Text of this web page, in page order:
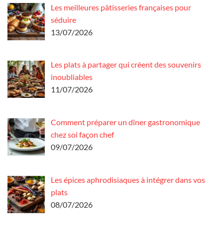
Les meilleures pâtisseries françaises pour
séduire
13/07/2026
Les plats à partager qui créent des souvenirs
inoubliables
11/07/2026
Comment préparer un dîner gastronomique
chez soi façon chef
09/07/2026
Les épices aphrodisiaques à intégrer dans vos
plats
08/07/2026